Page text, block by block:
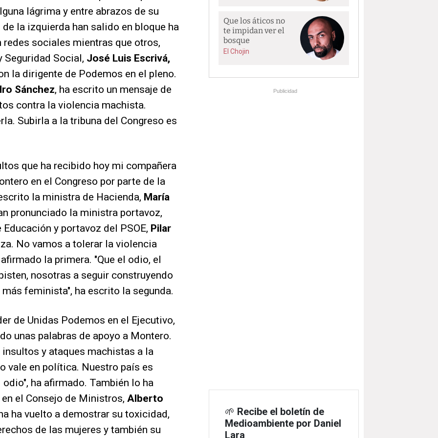
lágrima y entre abrazos de su
la izquierda han salido en bloque ha
sociales mientras que otros,
Social, José Luis Escrivá,
la dirigente de Podemos en el pleno.
Sánchez, ha escrito un mensaje de
contra la violencia machista.
Subirla a la tribuna del Congreso es
que ha recibido hoy mi compañera
en el Congreso por parte de la
la ministra de Hacienda, María
pronunciado la ministra portavoz,
y portavoz del PSOE, Pilar
No vamos a tolerar la violencia
la primera. "Que el odio, el
nosotras a seguir construyendo
feminista", ha escrito la segunda.
de Unidas Podemos en el Ejecutivo,
unas palabras de apoyo a Montero.
y ataques machistas a la
vale en política. Nuestro país es
ha afirmado. También lo ha
el Consejo de Ministros, Alberto
ha vuelto a demostrar su toxicidad,
de las mujeres y también su
Que los áticos no
te impidan ver el
bosque
El Chojin
Publicidad
🌱 Recibe el boletín de
Medioambiente por Daniel
Lara